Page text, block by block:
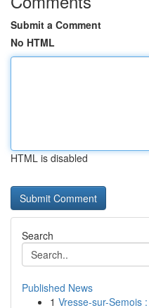
Submit a Comment
No HTML
HTML is disabled
Search
Published News
1 Vresse-sur-Semois